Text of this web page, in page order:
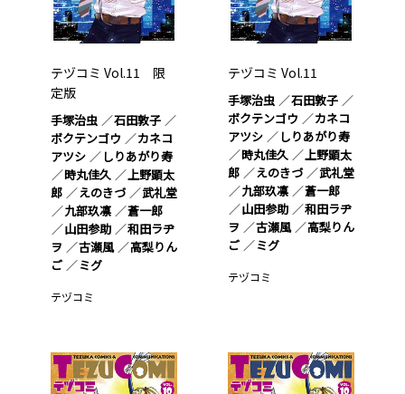
テヅコミ Vol.11 限
定版
手塚治虫
石田敦子
ボクテンゴウ
カネコ
アツシ
しりあがり寿
時丸佳久
上野顕太
郎
えのきづ
武礼堂
九部玖凛
蒼一郎
山田参助
和田ラヂ
ヲ
古瀬風
高梨りん
ご
ミグ
テヅコミ
テヅコミ Vol.11
手塚治虫
石田敦子
ボクテンゴウ
カネコ
アツシ
しりあがり寿
時丸佳久
上野顕太
郎
えのきづ
武礼堂
九部玖凛
蒼一郎
山田参助
和田ラヂ
ヲ
古瀬風
高梨りん
ご
ミグ
テヅコミ